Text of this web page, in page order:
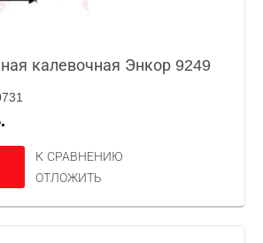
калевочная Энкор 9249
К СРАВНЕНИЮ
ОТЛОЖИТЬ